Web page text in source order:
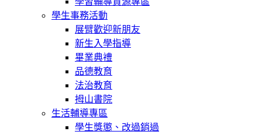
學生事務活動
展臂歡迎新朋友
新生入學指導
畢業典禮
品德教育
法治教育
拇山書院
生活輔導專區
學生獎懲、改過銷過